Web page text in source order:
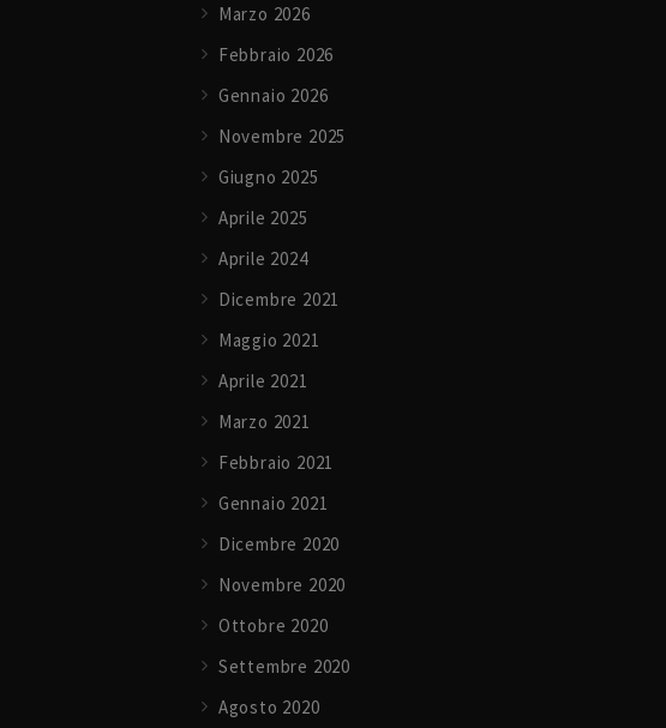
Marzo 2026
Febbraio 2026
Gennaio 2026
Novembre 2025
Giugno 2025
Aprile 2025
Aprile 2024
Dicembre 2021
Maggio 2021
Aprile 2021
Marzo 2021
Febbraio 2021
Gennaio 2021
Dicembre 2020
Novembre 2020
Ottobre 2020
Settembre 2020
Agosto 2020